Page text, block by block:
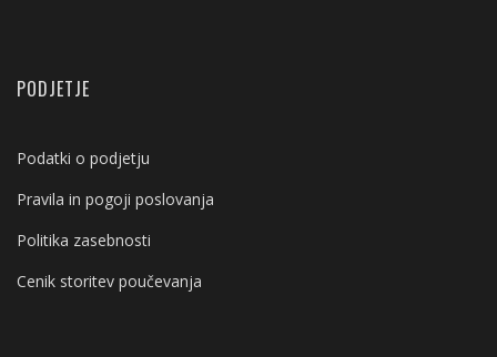
PODJETJE
Podatki o podjetju
Pravila in pogoji poslovanja
Politika zasebnosti
Cenik storitev poučevanja